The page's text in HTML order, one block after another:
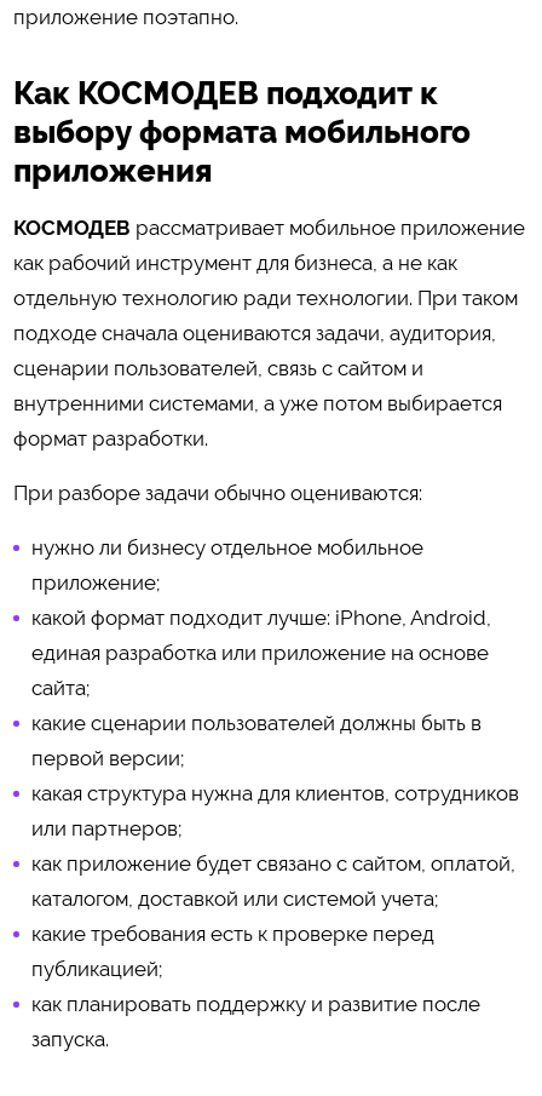
приложение поэтапно.
Как КОСМОДЕВ подходит к
выбору формата мобильного
приложения
КОСМОДЕВ рассматривает мобильное приложение
как рабочий инструмент для бизнеса, а не как
отдельную технологию ради технологии. При таком
подходе сначала оцениваются задачи, аудитория,
сценарии пользователей, связь с сайтом и
внутренними системами, а уже потом выбирается
формат разработки.
При разборе задачи обычно оцениваются:
нужно ли бизнесу отдельное мобильное
приложение;
какой формат подходит лучше: iPhone, Android,
единая разработка или приложение на основе
сайта;
какие сценарии пользователей должны быть в
первой версии;
какая структура нужна для клиентов, сотрудников
или партнеров;
как приложение будет связано с сайтом, оплатой,
каталогом, доставкой или системой учета;
какие требования есть к проверке перед
публикацией;
как планировать поддержку и развитие после
запуска.